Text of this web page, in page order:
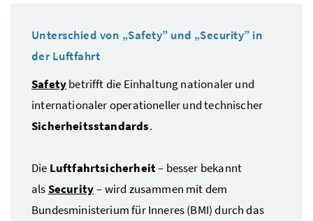
Unterschied von „Safety” und „Security” in
der Luftfahrt
Safetybetrifft die Einhaltung nationaler und
internationaler operationeller und technischer
Sicherheitsstandards.
Die Luftfahrtsicherheit– besser bekannt
alsSecurity– wird zusammen mit dem
Bundesministerium für Inneres (BMI) durch das